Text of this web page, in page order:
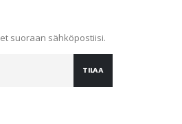
suoraan sähköpostiisi.
TILAA